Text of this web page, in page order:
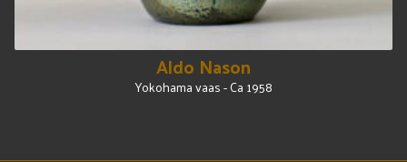
Aldo Nason
Yokohama vaas - Ca 1958